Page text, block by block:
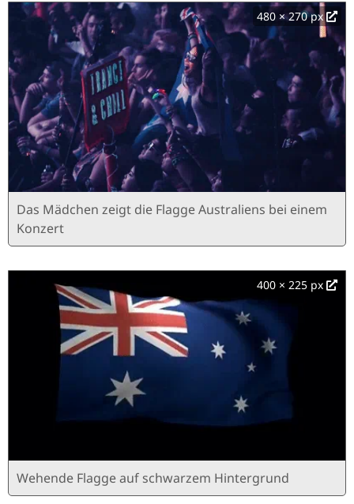
480 × 270 px
Das Mädchen zeigt die Flagge Australiens bei einem
Konzert
400 × 225 px
Wehende Flagge auf schwarzem Hintergrund